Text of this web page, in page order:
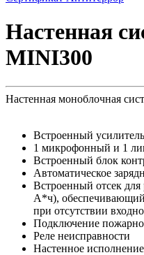
Настенная
MINI300
Настенная моноблочная
Встроенный
1 микрофонный и 1
Встроенный блок
Автоматическое
Встроенный отсек
А*ч),
при отсутствии
Подключение
Реле неисправности
Настенное исполнение